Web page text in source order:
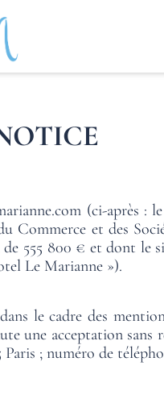
(ci-après :
et des
555 800 € et dont le
Le Marianne »).
le cadre des
une acceptation sans
; numéro de